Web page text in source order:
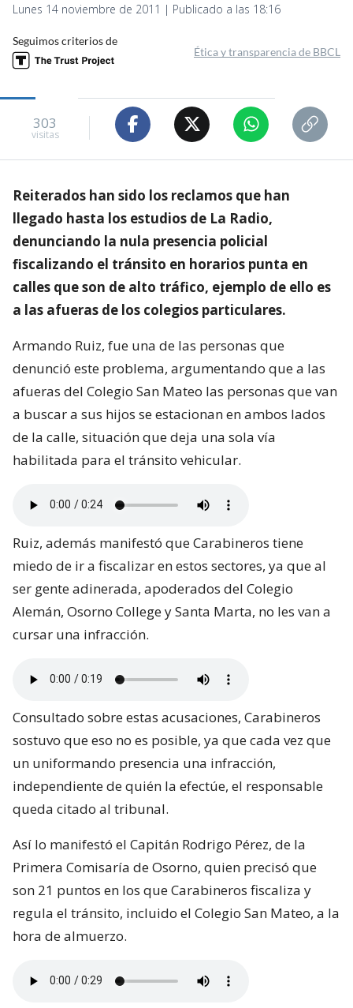
Lunes 14 noviembre de 2011 | Publicado a las 18:16
Seguimos criterios de
Ética y transparencia de BBCL
303
visitas
Reiterados han sido los reclamos que han
llegado hasta los estudios de La Radio,
denunciando la nula presencia policial
fiscalizando el tránsito en horarios punta en
calles que son de alto tráfico, ejemplo de ello es
a las afueras de los colegios particulares.
Armando Ruiz, fue una de las personas que
denunció este problema, argumentando que a las
afueras del Colegio San Mateo las personas que van
a buscar a sus hijos se estacionan en ambos lados
de la calle, situación que deja una sola vía
habilitada para el tránsito vehicular.
Ruiz, además manifestó que Carabineros tiene
miedo de ir a fiscalizar en estos sectores, ya que al
ser gente adinerada, apoderados del Colegio
Alemán, Osorno College y Santa Marta, no les van a
cursar una infracción.
Consultado sobre estas acusaciones, Carabineros
sostuvo que eso no es posible, ya que cada vez que
un uniformando presencia una infracción,
independiente de quién la efectúe, el responsable
queda citado al tribunal.
Así lo manifestó el Capitán Rodrigo Pérez, de la
Primera Comisaría de Osorno, quien precisó que
son 21 puntos en los que Carabineros fiscaliza y
regula el tránsito, incluido el Colegio San Mateo, a la
hora de almuerzo.